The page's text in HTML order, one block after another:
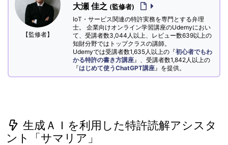
【監修者】
大瀬 佳之 (監修者)
IoT・サービス関連の特許実務を専門とする弁理
士。 企業向けオンライン学習講座のUdemyにおい
て、受講者数3,044人以上、レビュー数639以上の
知財分野ではトップクラスの講師。
Udemyでは受講者数1,635人以上の『初心者でもわ
かる特許の書き方講座 』、受講者数1,842人以上の
『はじめて使うChatGPT講座 』を提供。
生成ＡＩを利用した特許読解アシスタ
ント「サマリア」